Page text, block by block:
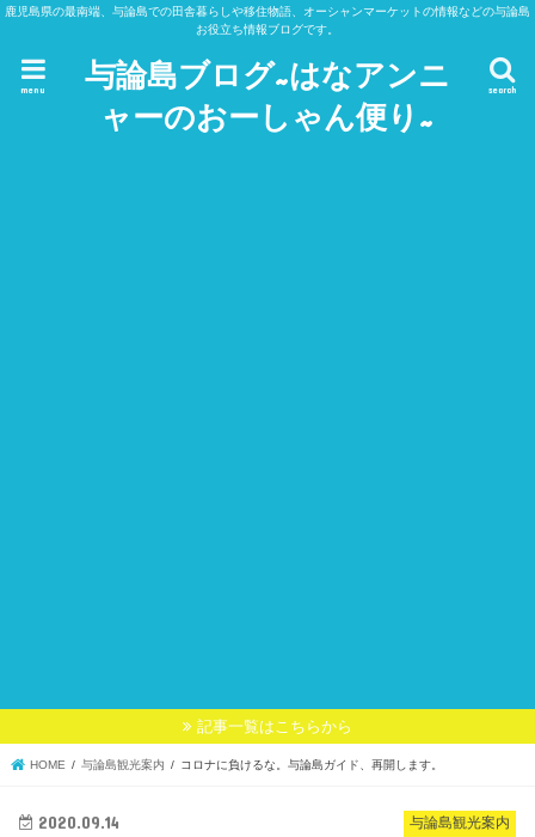
鹿児島県の最南端、与論島での田舎暮らしや移住物語、オーシャンマーケットの情報などの与論島
お役立ち情報ブログです。
与論島ブログ~はなアンニ
ャーのおーしゃん便り~
search
menu
記事一覧はこちらから
HOME 与論島観光案内 コロナに負けるな。与論島ガイド、再開します。
与論島観光案内
2020.09.14